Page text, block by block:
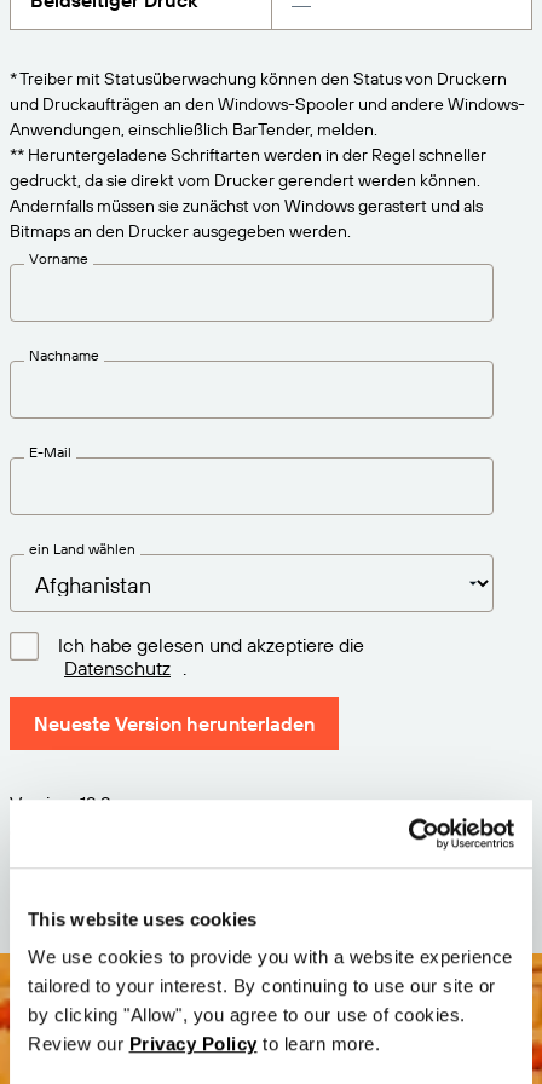
This website uses cookies
We use cookies to provide you with a website experience
tailored to your interest. By continuing to use our site or
by clicking "Allow", you agree to our use of cookies.
Review our Privacy Policy to learn more.
Preise
Kostenlos testen
Technische Daten
Print Connectors
Lösungsübersicht
VERBINDEN
Über uns
Karriere
Nachrichten
Erhalten Sie die Unterstützung, die Ihren
* Treiber mit Statusüberwachung können den Status von Druckern
und Druckaufträgen an den Windows-Spooler und andere Windows-
Anwendungen, einschließlich BarTender, melden.
** Heruntergeladene Schriftarten werden in der Regel schneller
gedruckt, da sie direkt vom Drucker gerendert werden können.
Andernfalls müssen sie zunächst von Windows gerastert und als
Bitmaps an den Drucker ausgegeben werden.
Vorname
Nachname
E-Mail
ein Land wählen
Ich habe gelesen und akzeptiere die
Datenschutz
Neueste Version herunterladen
Version: 12.3
Datum: 2026-05-05